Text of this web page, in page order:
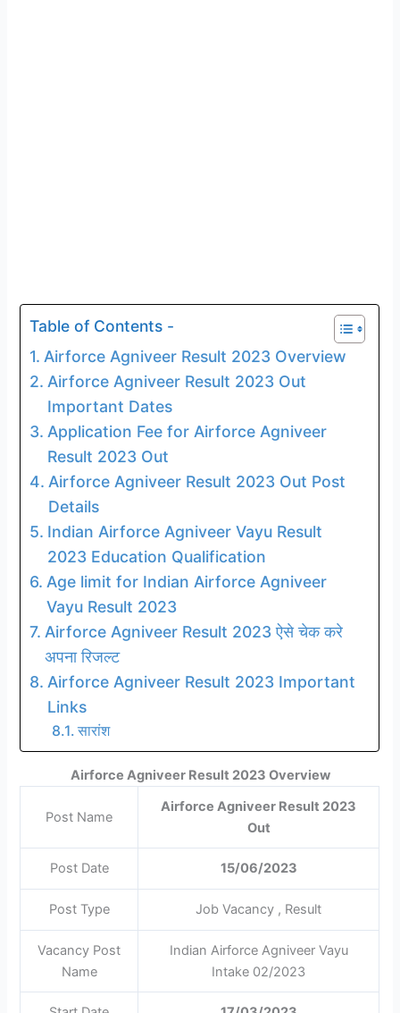
Table of Contents -
Airforce Agniveer Result 2023 Overview
Airforce Agniveer Result 2023 Out
Important Dates
Application Fee for Airforce Agniveer
Result 2023 Out
Airforce Agniveer Result 2023 Out Post
Details
Indian Airforce Agniveer Vayu Result
2023 Education Qualification
Age limit for Indian Airforce Agniveer
Vayu Result 2023
Airforce Agniveer Result 2023 ऐसे चेक करे
अपना रिजल्ट
Airforce Agniveer Result 2023 Important
Links
सारांश
Airforce Agniveer Result 2023 Overview
Post Name
Airforce Agniveer Result 2023
Out
Post Date 15/06/2023
Post Type Job Vacancy , Result
Vacancy Post
Name
Indian Airforce Agniveer Vayu
Intake 02/2023